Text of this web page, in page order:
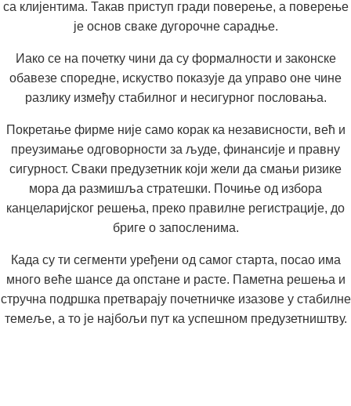
са клијентима. Такав приступ гради поверење, а поверење
је основ сваке дугорочне сарадње.
Иако се на почетку чини да су формалности и законске
обавезе споредне, искуство показује да управо оне чине
разлику између стабилног и несигурног пословања.
Покретање фирме није само корак ка независности, већ и
преузимање одговорности за људе, финансије и правну
сигурност. Сваки предузетник који жели да смањи ризике
мора да размишља стратешки. Почиње од избора
канцеларијског решења, преко правилне регистрације, до
бриге о запосленима.
Када су ти сегменти уређени од самог старта, посао има
много веће шансе да опстане и расте. Паметна решења и
стручна подршка претварају почетничке изазове у стабилне
темеље, а то је најбољи пут ка успешном предузетништву.